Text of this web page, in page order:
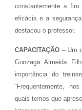
constantemente a
eficácia e a
destacou o professor.
CAPACITAÇÃO – Um
Gonzaga Almeida
importância do
“Frequentemente,
quais temos que